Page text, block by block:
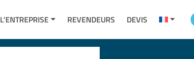
L’ENTREPRISE REVENDEURS DEVIS